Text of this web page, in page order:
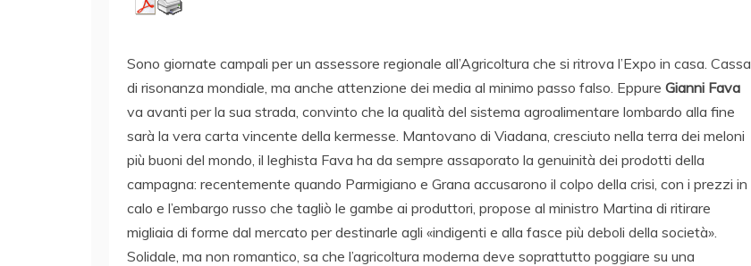
Sono giornate campali per un assessore regionale all’Agricoltura che si ritrova l’Expo in casa. Cassa
di risonanza mondiale, ma anche attenzione dei media al minimo passo falso. Eppure Gianni Fava
va avanti per la sua strada, convinto che la qualità del sistema agroalimentare lombardo alla fine
sarà la vera carta vincente della kermesse. Mantovano di Viadana, cresciuto nella terra dei meloni
più buoni del mondo, il leghista Fava ha da sempre assaporato la genuinità dei prodotti della
campagna: recentemente quando Parmigiano e Grana accusarono il colpo della crisi, con i prezzi in
calo e l’embargo russo che tagliò le gambe ai produttori, propose al ministro Martina di ritirare
migliaia di forme dal mercato per destinarle agli «indigenti e alla fasce più deboli della società».
Solidale, ma non romantico, sa che l’agricoltura moderna deve soprattutto poggiare su una